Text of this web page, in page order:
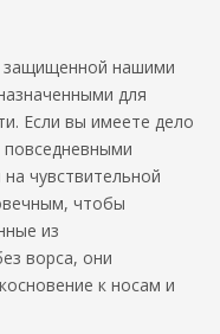
нашими
для
Если вы имеете дело
повседневными
чувствительной
чтобы
из
ворса, они
к носам и